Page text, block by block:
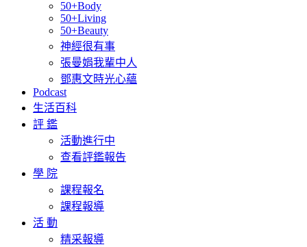
50+Body
50+Living
50+Beauty
神經很有事
張曼娟我輩中人
鄧惠文時光心蘊
Podcast
生活百科
評 鑑
活動進行中
查看評鑑報告
學 院
課程報名
課程報導
活 動
精采報導